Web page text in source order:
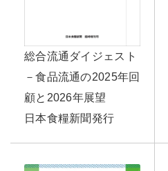
総合流通ダイジェスト
－食品流通の2025年回
顧と2026年展望
日本食糧新聞発行